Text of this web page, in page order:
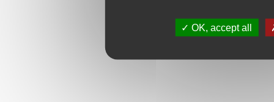
OK, accept all